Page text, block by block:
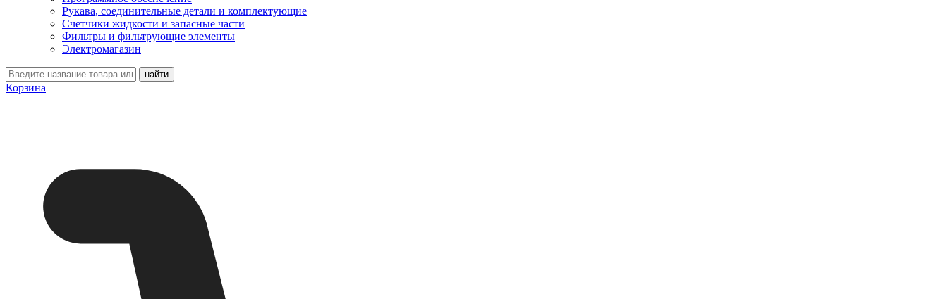
Рукава, соединительные детали и комплектующие
Счетчики жидкости и запасные части
Фильтры и фильтрующие элементы
Электромагазин
Корзина